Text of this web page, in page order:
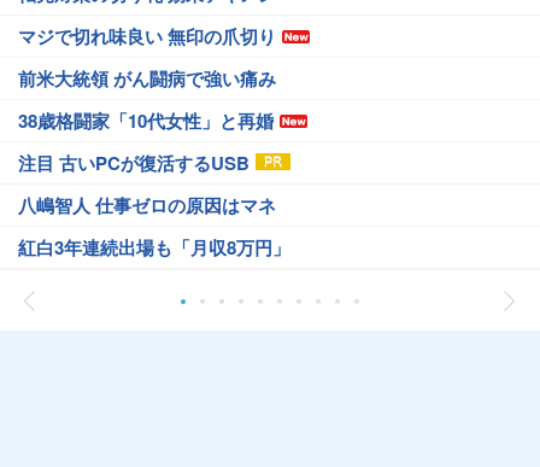
マジで切れ味良い 無印の爪切り
前米大統領 がん闘病で強い痛み
38歳格闘家「10代女性」と再婚
注目 古いPCが復活するUSB
八嶋智人 仕事ゼロの原因はマネ
紅白3年連続出場も「月収8万円」